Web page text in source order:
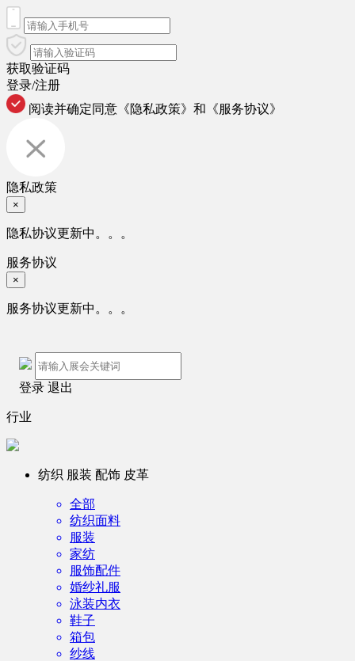
获取验证码
登录/注册
阅读并确定同意 《隐私政策》 和 《服务协议》
隐私政策
×
隐私协议更新中。。。
服务协议
×
服务协议更新中。。。
登录 退出
行业
纺织 服装 配饰 皮革
全部
纺织面料
服装
家纺
服饰配件
婚纱礼服
泳装内衣
鞋子
箱包
纱线